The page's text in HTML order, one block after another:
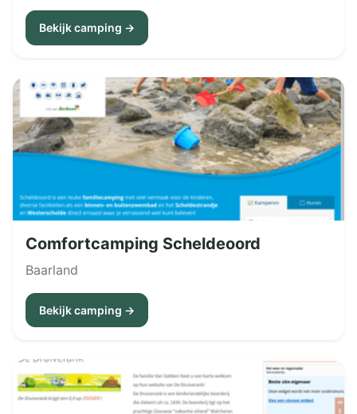
Bekijk camping →
Comfortcamping Scheldeoord
Baarland
Bekijk camping →